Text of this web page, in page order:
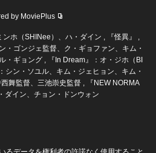
by MoviePlus
ンホ（SHINee）、ハ・ダイン , 『怪異』 ,
・ゴンジェ監督、ク・ギョファン、キム・
・ギョング , 『In Dream』：オ・ジホ（BI
シン・ソユル、キム・ジェヒョン、キム・
舞監督、三池崇史監督 , 『NEW NORMA
ダイン、チョン・ドンウォン